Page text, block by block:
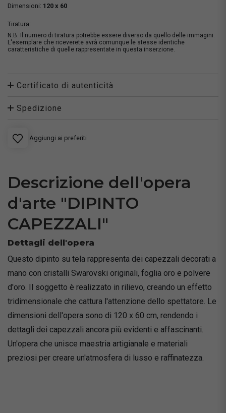
Dimensioni: 120 x 60
Tiratura:
N.B. Il numero di tiratura potrebbe essere diverso da quello delle immagini.
L'esemplare che riceverete avrà comunque le stesse identiche
caratteristiche di quelle rappresentate in questa inserzione.
Certificato di autenticità
Spedizione
Aggiungi ai preferiti
Descrizione dell'opera
d'arte "DIPINTO
CAPEZZALI"
Dettagli dell'opera
Questo dipinto su tela rappresenta dei capezzali decorati a
mano con cristalli Swarovski originali, foglia oro e polvere
d'oro. Il soggetto è realizzato in rilievo, creando un effetto
tridimensionale che cattura l'attenzione dello spettatore. Le
dimensioni dell'opera sono di 120 x 60 cm, rendendo i
dettagli dei capezzali ancora più evidenti e affascinanti.
Un'opera che unisce maestria artigianale e materiali
preziosi per creare un'atmosfera di lusso e raffinatezza.